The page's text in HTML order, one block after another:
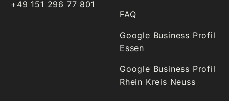
+49 151 296 77 801
FAQ
Google Business Profil
Essen
Google Business Profil
Rhein Kreis Neuss